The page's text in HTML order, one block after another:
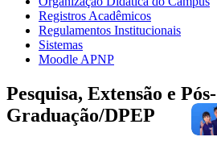
Registros Acadêmicos
Regulamentos Institucionais
Sistemas
Moodle APNP
Pesquisa, Extensão e Pós-
Graduação/DPEP